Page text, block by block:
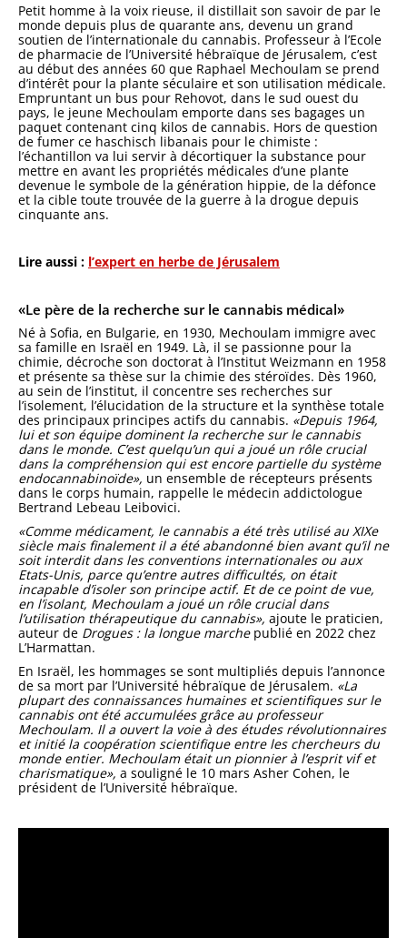
Petit homme à la voix rieuse, il distillait son savoir de par le
monde depuis plus de quarante ans, devenu un grand
soutien de l’internationale du cannabis. Professeur à l’Ecole
de pharmacie de l’Université hébraïque de Jérusalem, c’est
au début des années 60 que Raphael Mechoulam se prend
d’intérêt pour la plante séculaire et son utilisation médicale.
Empruntant un bus pour Rehovot, dans le sud ouest du
pays, le jeune Mechoulam emporte dans ses bagages un
paquet contenant cinq kilos de cannabis. Hors de question
de fumer ce haschisch libanais pour le chimiste :
l’échantillon va lui servir à décortiquer la substance pour
mettre en avant les propriétés médicales d’une plante
devenue le symbole de la génération hippie, de la défonce
et la cible toute trouvée de la guerre à la drogue depuis
cinquante ans.
Lire aussi : l’expert en herbe de Jérusalem
«Le père de la recherche sur le cannabis médical»
Né à Sofia, en Bulgarie, en 1930, Mechoulam immigre avec
sa famille en Israël en 1949. Là, il se passionne pour la
chimie, décroche son doctorat à l’Institut Weizmann en 1958
et présente sa thèse sur la chimie des stéroïdes. Dès 1960,
au sein de l’institut, il concentre ses recherches sur
l’isolement, l’élucidation de la structure et la synthèse totale
des principaux principes actifs du cannabis. «Depuis 1964,
lui et son équipe dominent la recherche sur le cannabis
dans le monde. C’est quelqu’un qui a joué un rôle crucial
dans la compréhension qui est encore partielle du système
endocannabinoïde», un ensemble de récepteurs présents
dans le corps humain, rappelle le médecin addictologue
Bertrand Lebeau Leibovici.
«Comme médicament, le cannabis a été très utilisé au XIXe
siècle mais finalement il a été abandonné bien avant qu’il ne
soit interdit dans les conventions internationales ou aux
Etats-Unis, parce qu’entre autres difficultés, on était
incapable d’isoler son principe actif. Et de ce point de vue,
en l’isolant, Mechoulam a joué un rôle crucial dans
l’utilisation thérapeutique du cannabis», ajoute le praticien,
auteur de Drogues : la longue marchepublié en 2022 chez
L’Harmattan.
En Israël, les hommages se sont multipliés depuis l’annonce
de sa mort par l’Université hébraïque de Jérusalem. «La
plupart des connaissances humaines et scientifiques sur le
cannabis ont été accumulées grâce au professeur
Mechoulam. Il a ouvert la voie à des études révolutionnaires
et initié la coopération scientifique entre les chercheurs du
monde entier. Mechoulam était un pionnier à l’esprit vif et
charismatique», a souligné le 10 mars Asher Cohen, le
président de l’Université hébraïque.